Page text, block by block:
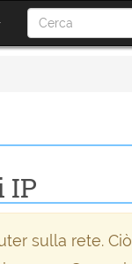
IP
sulla rete. Ciò